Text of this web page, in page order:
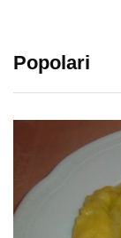
Popolari